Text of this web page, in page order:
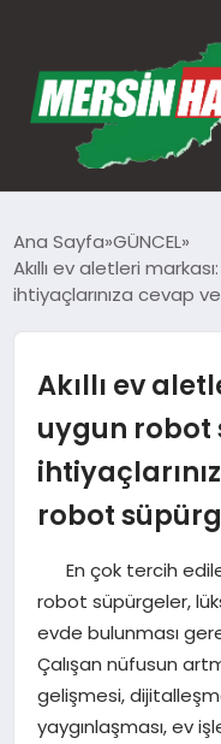
GÜNDEM
TEKNOLOJI
YAŞAM
EĞITIM
Ana Sayfa GÜNCEL
Akıllı ev aletleri
ihtiyaçlarınıza cevap
Akıllı ev
uygun robot
robot
En çok tercih
robot süpürgeler,
evde bulunması
Çalışan nüfusun
gelişmesi,
yaygınlaşması, ev